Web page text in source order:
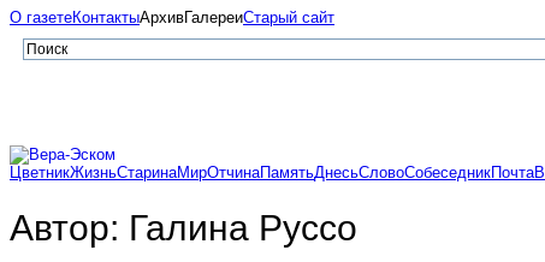
О газетеКонтактыАрхивГалереиСтарый сайт
ЦветникЖизньСтаринаМирОтчинаПамятьДнесьСловоСобеседникПочта
Автор: Галина Руссо